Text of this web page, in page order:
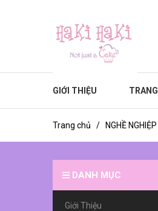
GIỚI THIỆU
Trang chủ / NGHỀ NGHIỆP
DANH MỤC
Giới Thiệu